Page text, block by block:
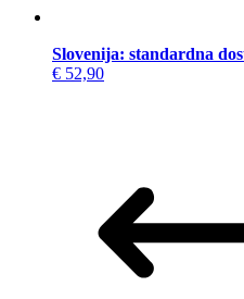
Slovenija: standardna
€ 52,90